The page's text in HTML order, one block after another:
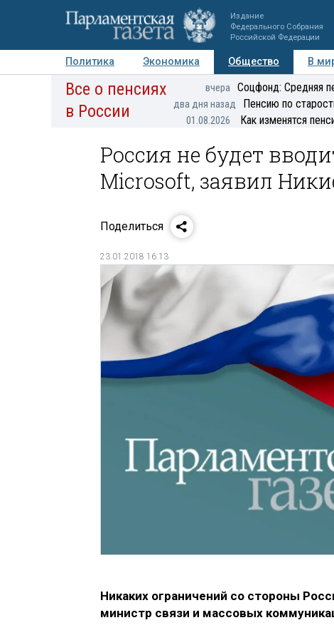
Издание
Федерального Собрания
Российской Федерации
Политика Экономика Общество В
Авторы Персоны Мнения Регионы
Все о пенсиях
в России
вчера Соцфонд: Средняя
два дня назад Пенсию по
01.08.2026 Как изменятся
Россия не будет
Microsoft, заявил
Поделиться
23.01.2018 16:13
Никаких ограничений со стороны
министр связи и массовых